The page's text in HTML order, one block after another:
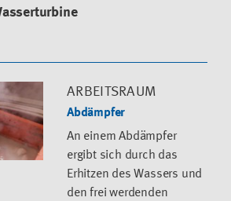
ARBEITSRAUM
Abdämpfer
An einem Abdämpfer
ergibt sich durch das
Erhitzen des Wassers und
den frei werdenden